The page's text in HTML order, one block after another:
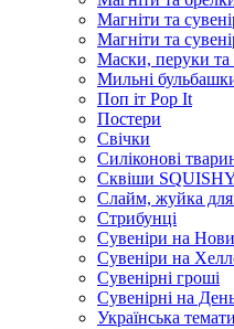
Магніти та
Магніти та
Маски, перуки та
Мильні
Поп іт Pop It
Постери
Свічки
Силіконові
Сквіши
Слайм, жуйка для
Стрибунці
Сувеніри на
Сувеніри на
Сувенірні гроші
Сувенірні на
Українська